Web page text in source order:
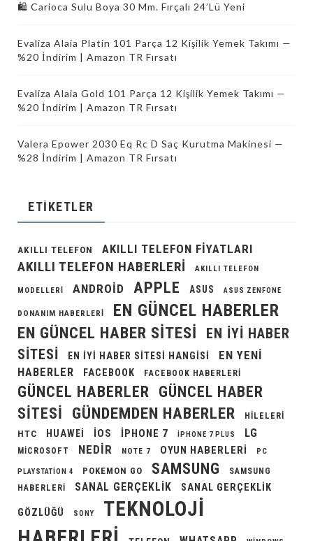
🛍️ Carioca Sulu Boya 30 Mm. Fırçalı 24’Lü Yeni
Evaliza Alaia Platin 101 Parça 12 Kişilik Yemek Takımı —
%20 İndirim | Amazon TR Fırsatı
Evaliza Alaia Gold 101 Parça 12 Kişilik Yemek Takımı —
%20 İndirim | Amazon TR Fırsatı
Valera Epower 2030 Eq Rc D Saç Kurutma Makinesi —
%28 İndirim | Amazon TR Fırsatı
ETIKETLER
AKILLI TELEFON AKILLI TELEFON FIYATLARI
AKILLI TELEFON HABERLERI AKILLI TELEFON
MODELLERI ANDROID APPLE ASUS ASUS ZENFONE
DONANIM HABERLERI EN GÜNCEL HABERLER
EN GÜNCEL HABER SITESI
EN IYI HABER
SITESI
EN IYI HABER SITESI HANGISI
EN YENI
HABERLER
FACEBOOK FACEBOOK HABERLERI
GÜNCEL HABERLER
GÜNCEL HABER
SITESI
GÜNDEMDEN HABERLER
HILELERI
HTC
HUAWEI IOS IPHONE 7 IPHONE 7 PLUS LG
MICROSOFT NEDIR NOTE 7 OYUN HABERLERI PC
PLAYSTATION 4 POKEMON GO SAMSUNG
SAMSUNG
HABERLERI
SANAL GERÇEKLIK SANAL GERÇEKLIK
GÖZLÜĞÜ SONY
TEKNOLOJI